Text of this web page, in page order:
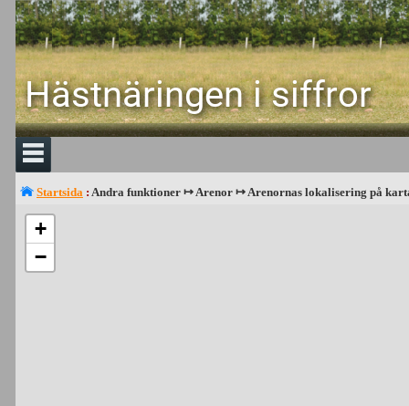
Hästnäringen i siffror
Startsida : Andra funktioner ↦ Arenor ↦ Arenornas lokalisering på
+
−